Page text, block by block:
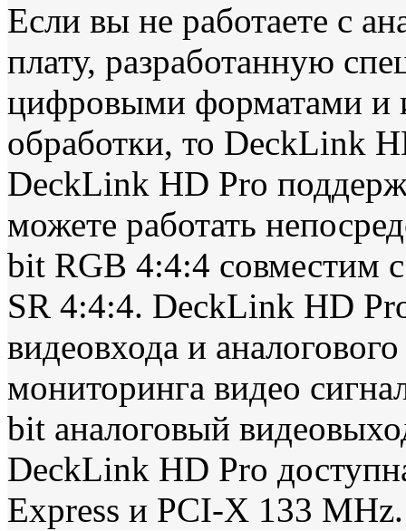
Если вы не работаете с
плату, разработанную
цифровыми форматами и
обработки, то DeckLink
DeckLink HD Pro
можете работать
bit RGB 4:4:4 совместим
SR 4:4:4. DeckLink HD
видеовхода и
мониторинга видео
bit аналоговый
DeckLink HD Pro
Express и PCI-X 133 MHz.